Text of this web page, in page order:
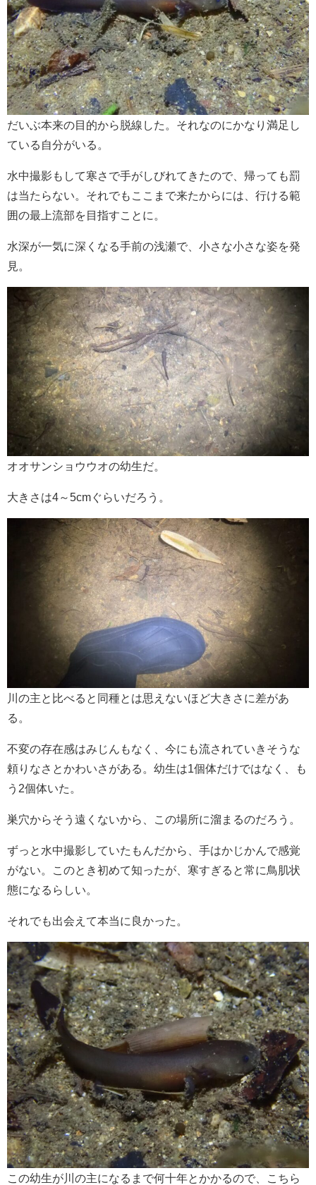
だいぶ本来の目的から脱線した。それなのにかなり満足し
ている自分がいる。
水中撮影もして寒さで手がしびれてきたので、帰っても罰
は当たらない。それでもここまで来たからには、行ける範
囲の最上流部を目指すことに。
水深が一気に深くなる手前の浅瀬で、小さな小さな姿を発
見。
オオサンショウウオの幼生だ。
大きさは4～5cmぐらいだろう。
川の主と比べると同種とは思えないほど大きさに差があ
る。
不変の存在感はみじんもなく、今にも流されていきそうな
頼りなさとかわいさがある。幼生は1個体だけではなく、も
う2個体いた。
巣穴からそう遠くないから、この場所に溜まるのだろう。
ずっと水中撮影していたもんだから、手はかじかんで感覚
がない。このとき初めて知ったが、寒すぎると常に鳥肌状
態になるらしい。
それでも出会えて本当に良かった。
この幼生が川の主になるまで何十年とかかるので、こちら